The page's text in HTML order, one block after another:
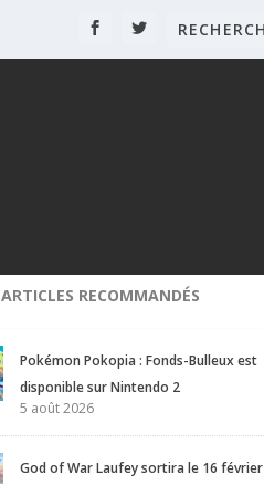
ARTICLES RECOMMANDÉS
Pokémon Pokopia : Fonds-Bulleux est
disponible sur Nintendo 2
5 août 2026
God of War Laufey sortira le 16 février